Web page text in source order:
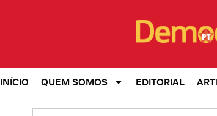
INÍCIO QUEM SOMOS EDITORIAL